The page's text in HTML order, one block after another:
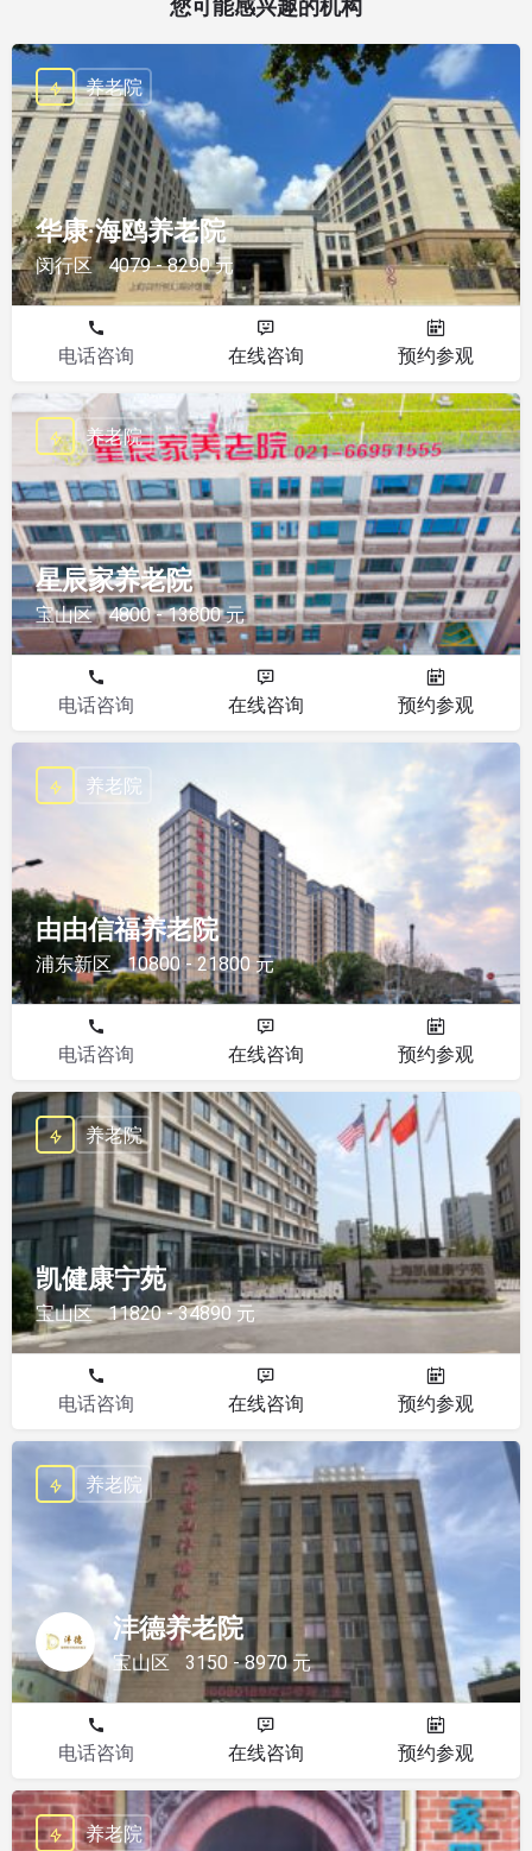
您可能感兴趣的机构
华康·海鸥养老院
闵行区 4079 - 8290 元
养老院
电话咨询 在线咨询 预约参观
星辰家养老院
宝山区 4800 - 13800 元
养老院
电话咨询 在线咨询 预约参观
由由信福养老院
浦东新区 10800 - 21800 元
养老院
电话咨询 在线咨询 预约参观
凯健康宁苑
宝山区 11820 - 34890 元
养老院
电话咨询 在线咨询 预约参观
沣德养老院
宝山区 3150 - 8970 元
养老院
电话咨询 在线咨询 预约参观
养老院